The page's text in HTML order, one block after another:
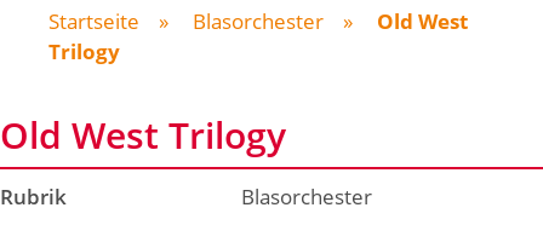
Startseite » Blasorchester » Old West
Trilogy
Old West Trilogy
Rubrik
Blasorchester